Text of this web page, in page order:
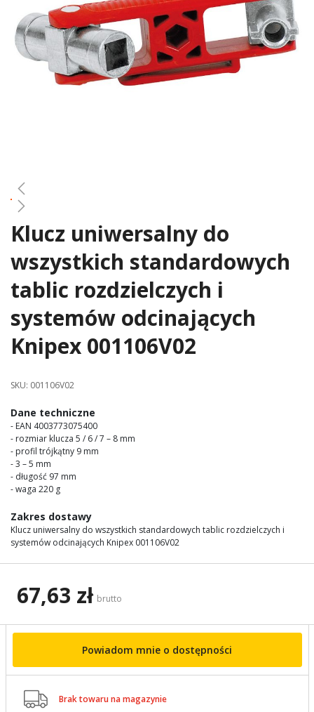
Skip
the
beginning
of
images
gallery
Klucz uniwersalny do
wszystkich standardowych
tablic rozdzielczych i
systemów odcinających
Knipex 001106V02
SKU: 001106V02
Dane techniczne
- EAN 4003773075400
- rozmiar klucza 5 / 6 / 7 – 8 mm
- profil trójkątny 9 mm
- 3 – 5 mm
- długość 97 mm
- waga 220 g
Zakres dostawy
Klucz uniwersalny do wszystkich standardowych tablic rozdzielczych i
systemów odcinających Knipex 001106V02
67,63 zł brutto
Powiadom mnie o dostępności
 Brak towaru na magazynie